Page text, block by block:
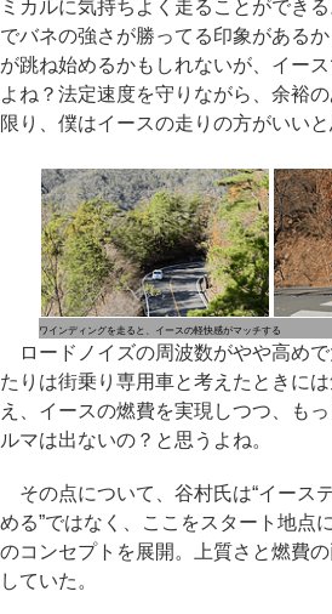
ミカルに気持ちよく走ることができ
でバネの強さが勝ってる印象がある
が跳ね始めるかもしれないが、イー
よね？法定速度を守りながら、余裕
限り、僕はイースの走りの方がいいと
ワインディングを走ると、イースの軽快感がマッチする
ロードノイズの周波数がやや高め
たりは街乗り専用車と考えたときに
え、イースの燃費を実現しつつ、も
ルマは出ないの？と思うよね。
その点について、谷村氏は“イース
める”ではなく、ここをスタート地点
のコンセプトを展開。上質さと燃費
していた。